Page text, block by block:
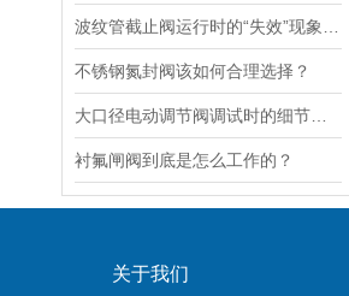
不锈钢氮封阀该如何合理选择？
衬氟闸阀到底是怎么工作的？
关于我们